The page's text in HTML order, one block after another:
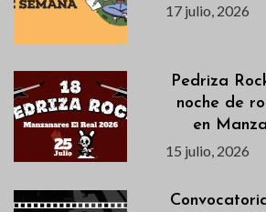
17 julio, 2026
Pedriza
noche de
en
15 julio, 2026